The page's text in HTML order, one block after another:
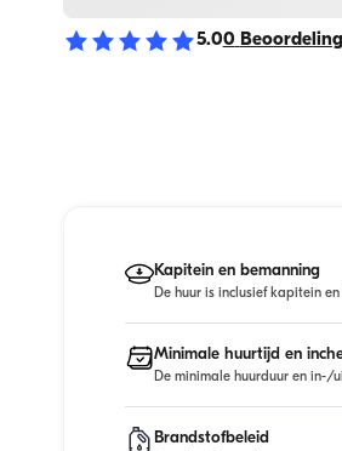
5.00
Kapitein en bemanning
De huur is inclusief kapitein
Minimale huurtijd en
De minimale huurduur en in-/
Brandstofbeleid